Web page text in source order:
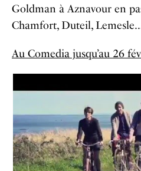
Goldman à Aznavour en
Chamfort, Duteil,
Au Comedia jusqu’au 26